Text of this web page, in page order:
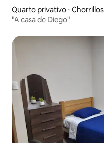
Quarto privativo ⋅ Chorrillos
"A casa do Diego"